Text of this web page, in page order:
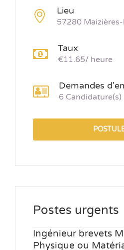
Lieu
57280
Taux
€11.65/ heure
Demandes
6 Candidature(s)
Postes urgents
Ingénieur brevets
Physique ou